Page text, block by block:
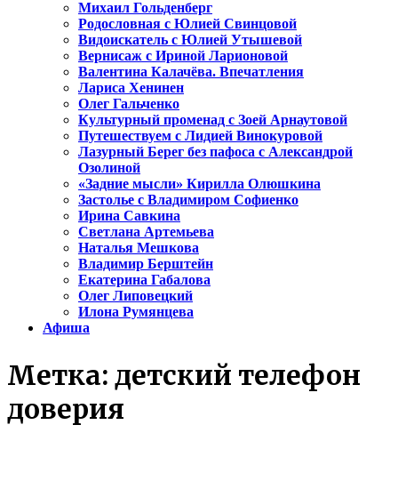
Михаил Гольденберг
Родословная с Юлией Свинцовой
Видоискатель с Юлией Утышевой
Вернисаж с Ириной Ларионовой
Валентина Калачёва. Впечатления
Лариса Хенинен
Олег Гальченко
Культурный променад с Зоей Арнаутовой
Путешествуем с Лидией Винокуровой
Лазурный Берег без пафоса с Александрой
Озолиной
«Задние мысли» Кирилла Олюшкина
Застолье с Владимиром Софиенко
Ирина Савкина
Светлана Артемьева
Наталья Мешкова
Владимир Берштейн
Екатерина Габалова
Олег Липовецкий
Илона Румянцева
Афиша
Метка: детский телефон
доверия